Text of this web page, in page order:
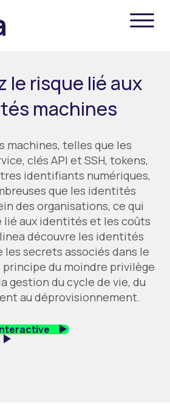
le risque lié aux
machines
machines, telles que les
clés API et SSH, tokens,
identifiants numériques,
que les identités
des organisations, ce qui
lié aux identités et les coûts
découvre les identités
les secrets associés dans le
principe du moindre privilège
gestion du cycle de vie, du
au déprovisionnement.